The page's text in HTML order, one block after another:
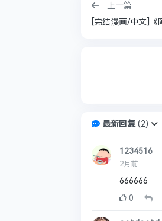
上一篇
[完结漫画/中文]《
最新回复( 2)
1234516
2月前
666666
0